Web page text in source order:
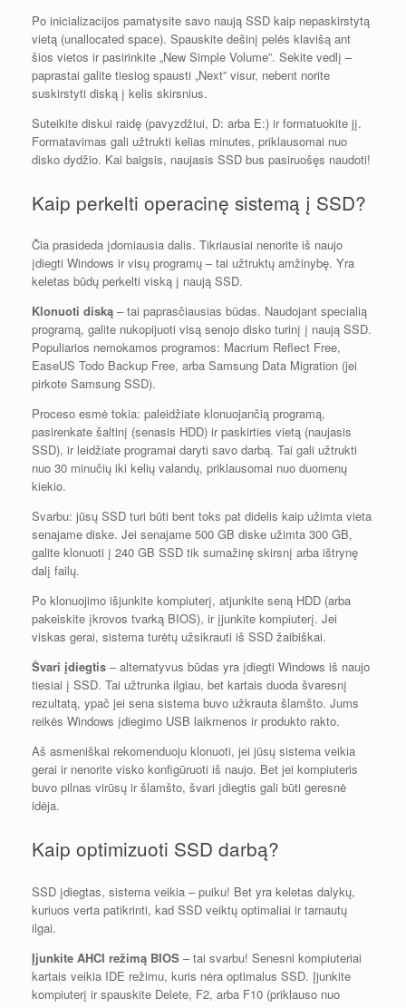
Po inicializacijos pamatysite savo naują SSD kaip nepaskirstytą
vietą (unallocated space). Spauskite dešinį pelės klavišą ant
šios vietos ir pasirinkite „New Simple Volume”. Sekite vedlį –
paprastai galite tiesiog spausti „Next” visur, nebent norite
suskirstyti diską į kelis skirsnius.
Suteikite diskui raidę (pavyzdžiui, D: arba E:) ir formatuokite jį.
Formatavimas gali užtrukti kelias minutes, priklausomai nuo
disko dydžio. Kai baigsis, naujasis SSD bus pasiruošęs naudoti!
Kaip perkelti operacinę sistemą į SSD?
Čia prasideda įdomiausia dalis. Tikriausiai nenorite iš naujo
įdiegti Windows ir visų programų – tai užtruktų amžinybę. Yra
keletas būdų perkelti viską į naują SSD.
Klonuoti diską – tai paprasčiausias būdas. Naudojant specialią
programą, galite nukopijuoti visą senojo disko turinį į naują SSD.
Populiarios nemokamos programos: Macrium Reflect Free,
EaseUS Todo Backup Free, arba Samsung Data Migration (jei
pirkote Samsung SSD).
Proceso esmė tokia: paleidžiate klonuojančią programą,
pasirenkate šaltinį (senasis HDD) ir paskirties vietą (naujasis
SSD), ir leidžiate programai daryti savo darbą. Tai gali užtrukti
nuo 30 minučių iki kelių valandų, priklausomai nuo duomenų
kiekio.
Svarbu: jūsų SSD turi būti bent toks pat didelis kaip užimta vieta
senajame diske. Jei senajame 500 GB diske užimta 300 GB,
galite klonuoti į 240 GB SSD tik sumažinę skirsnį arba ištrynę
dalį failų.
Po klonuojimo išjunkite kompiuterį, atjunkite seną HDD (arba
pakeiskite įkrovos tvarką BIOS), ir įjunkite kompiuterį. Jei
viskas gerai, sistema turėtų užsikrauti iš SSD žaibiškai.
Švari įdiegtis – alternatyvus būdas yra įdiegti Windows iš naujo
tiesiai į SSD. Tai užtrunka ilgiau, bet kartais duoda švaresnį
rezultatą, ypač jei sena sistema buvo užkrauta šlamšto. Jums
reikės Windows įdiegimo USB laikmenos ir produkto rakto.
Aš asmeniškai rekomenduoju klonuoti, jei jūsų sistema veikia
gerai ir nenorite visko konfigūruoti iš naujo. Bet jei kompiuteris
buvo pilnas virūsų ir šlamšto, švari įdiegtis gali būti geresnė
idėja.
Kaip optimizuoti SSD darbą?
SSD įdiegtas, sistema veikia – puiku! Bet yra keletas dalykų,
kuriuos verta patikrinti, kad SSD veiktų optimaliai ir tarnautų
ilgai.
Įjunkite AHCI režimą BIOS – tai svarbu! Senesni kompiuteriai
kartais veikia IDE režimu, kuris nėra optimalus SSD. Įjunkite
kompiuterį ir spauskite Delete, F2, arba F10 (priklauso nuo